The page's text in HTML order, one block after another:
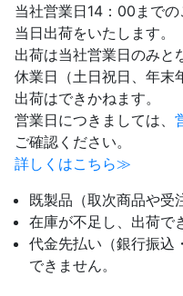
当社営業日14：00まで
当日出荷をいたします。
出荷は当社営業日のみと
休業日（土日祝日、年末
出荷はできかねます。
営業日につきましては、
ご確認ください。
詳しくはこちら≫
既製品（取次商品や受
在庫が不足し、出荷で
代金先払い（銀行振込
できません。